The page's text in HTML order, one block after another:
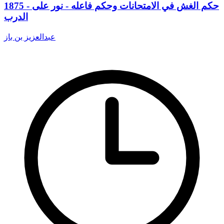
1875 - حكم الغش في الامتحانات وحكم فاعله - نور على
الدرب
عبدالعزيز بن باز